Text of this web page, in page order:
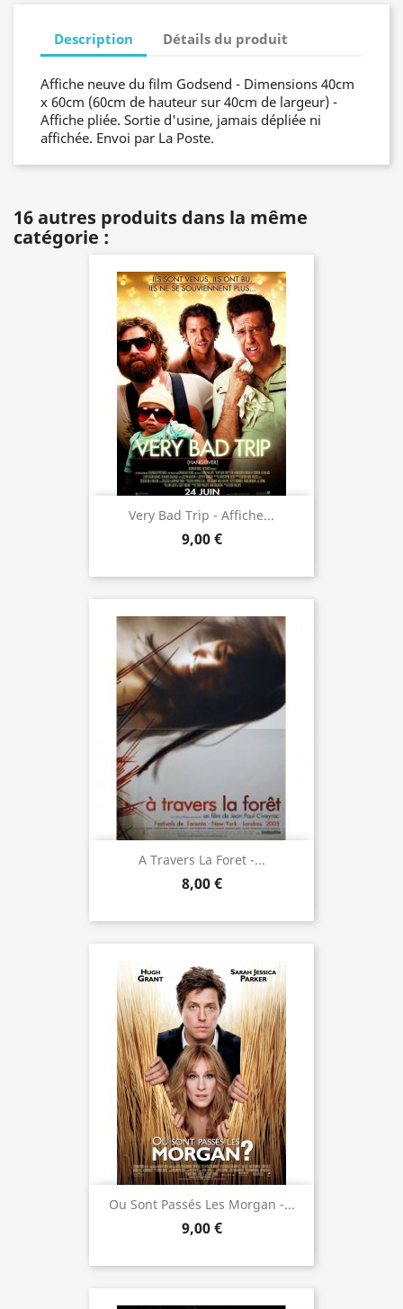
Description Détails du produit
Affiche neuve du film Godsend - Dimensions 40cm
x 60cm (60cm de hauteur sur 40cm de largeur) -
Affiche pliée. Sortie d'usine, jamais dépliée ni
affichée. Envoi par La Poste.
16 autres produits dans la même
catégorie :
Very Bad Trip - Affiche...
9,00 €
A Travers La Foret -...
8,00 €
Ou Sont Passés Les Morgan -...
9,00 €